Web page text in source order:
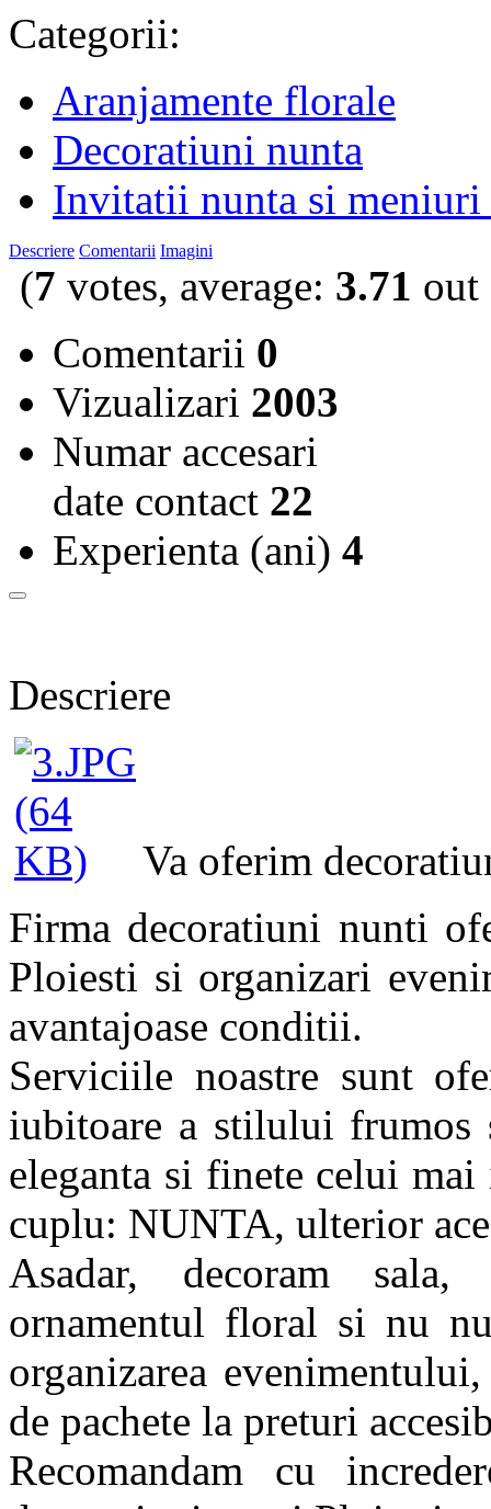
Categorii:
Aranjamente florale
Decoratiuni nunta
Invitatii nunta si meniuri
Descriere Comentarii Imagini
(7 votes, average: 3.71 out
Comentarii 0
Vizualizari 2003
Numar accesari
date contact 22
Experienta (ani) 4
Descriere
Va oferim
Firma decoratiuni nunti
Ploiesti si organizari
avantajoase conditii.
Serviciile noastre sunt
iubitoare a stilului frumos
eleganta si finete celui
cuplu: NUNTA, ulterior
Asadar, decoram
ornamentul floral si nu
organizarea
de pachete la preturi
Recomandam cu